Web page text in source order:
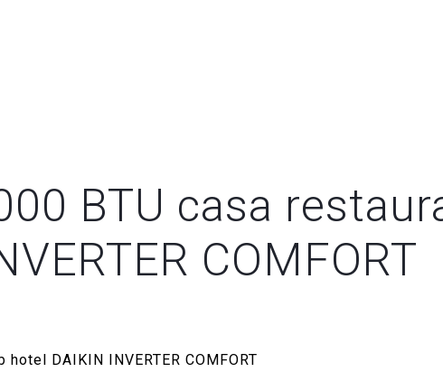
BTU casa
COMFORT
DAIKIN INVERTER COMFORT